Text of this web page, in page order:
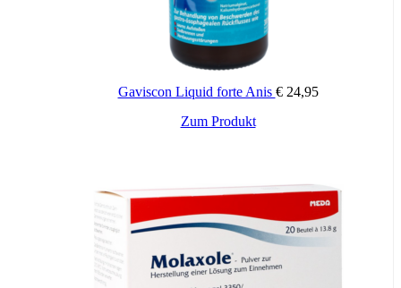
Kinder unerreichbar aufbewahren.
Gaviscon Liquid forte Anis €24,95
Zum Produkt